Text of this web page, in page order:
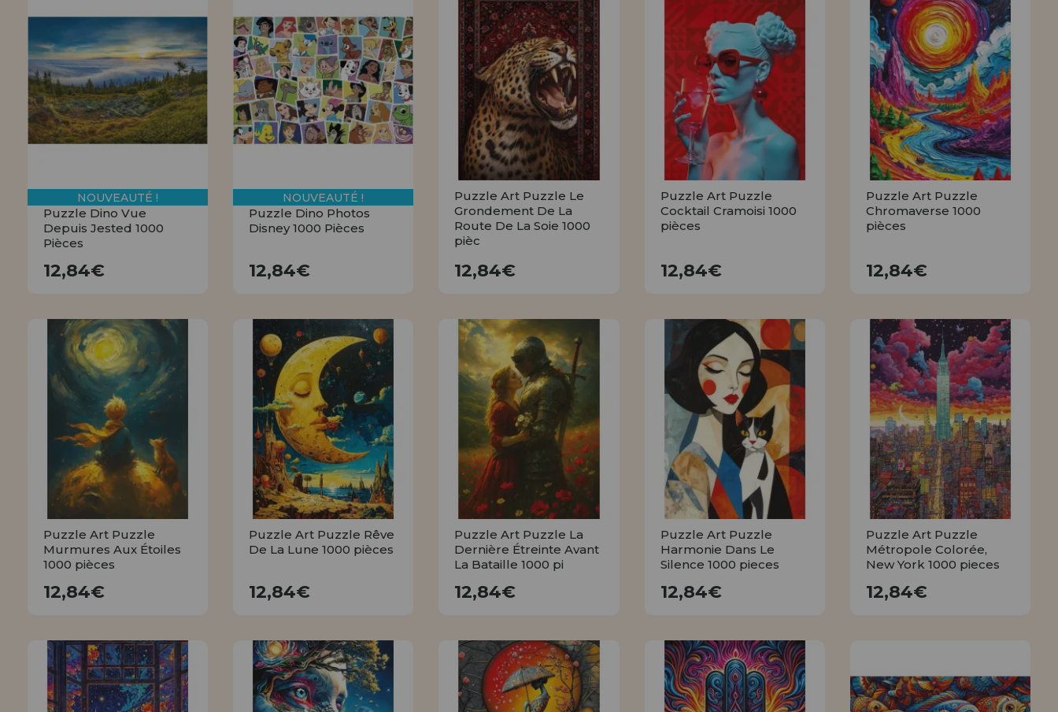
NOUVEAUTÉ !
Puzzle Dino Vue
Depuis Jested 1000
Pièces
12,84€
NOUVEAUTÉ !
Puzzle Dino Photos
Disney 1000 Pièces
12,84€
Puzzle Art Puzzle Le
Grondement De La
Route De La Soie 1000
pièc
12,84€
Puzzle Art Puzzle
Cocktail Cramoisi 1000
pièces
12,84€
Puzzle Art Puzzle
Chromaverse 1000
pièces
12,84€
Puzzle Art Puzzle
Murmures Aux Étoiles
1000 pièces
12,84€
Puzzle Art Puzzle Rêve
De La Lune 1000 pièces
12,84€
Puzzle Art Puzzle La
Dernière Étreinte Avant
La Bataille 1000 pi
12,84€
Puzzle Art Puzzle
Harmonie Dans Le
Silence 1000 pieces
12,84€
Puzzle Art Puzzle
Métropole Colorée,
New York 1000 pieces
12,84€